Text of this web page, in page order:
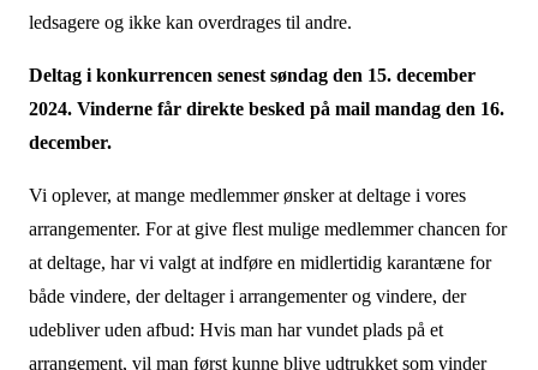
ledsagere og ikke kan overdrages til andre.
Deltag i konkurrencen senest søndag den 15. december
2024. Vinderne får direkte besked på mail mandag den 16.
december.
Vi oplever, at mange medlemmer ønsker at deltage i vores
arrangementer. For at give flest mulige medlemmer chancen for
at deltage, har vi valgt at indføre en midlertidig karantæne for
både vindere, der deltager i arrangementer og vindere, der
udebliver uden afbud: Hvis man har vundet plads på et
arrangement, vil man først kunne blive udtrukket som vinder